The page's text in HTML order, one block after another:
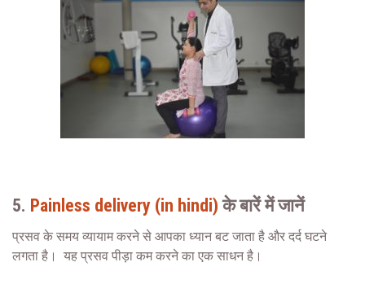
5. Painless delivery (in hindi) के बारें में जानें
प्रसव के समय व्यायाम करने से आपका ध्यान बट जाता है और दर्द घटने
लगता है। यह प्रसव पीड़ा कम करने का एक साधन है।